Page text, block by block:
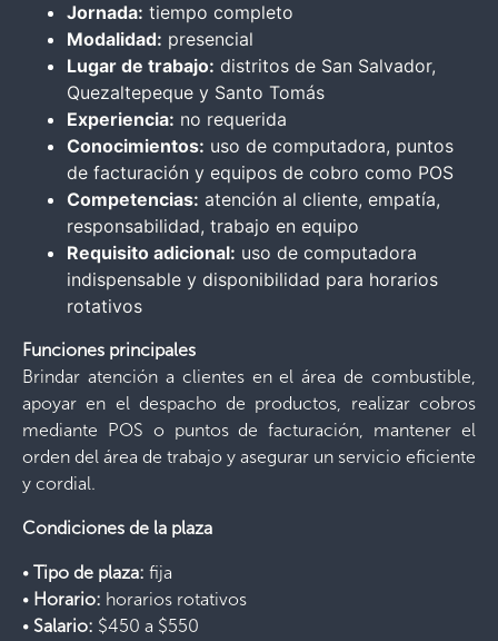
Jornada: tiempo completo
Modalidad: presencial
Lugar de trabajo: distritos de San Salvador,
Quezaltepeque y Santo Tomás
Experiencia: no requerida
Conocimientos: uso de computadora, puntos
de facturación y equipos de cobro como POS
Competencias: atención al cliente, empatía,
responsabilidad, trabajo en equipo
Requisito adicional: uso de computadora
indispensable y disponibilidad para horarios
rotativos
Funciones principales
Brindar atención a clientes en el área de combustible,
apoyar en el despacho de productos, realizar cobros
mediante POS o puntos de facturación, mantener el
orden del área de trabajo y asegurar un servicio eficiente
y cordial.
Condiciones de la plaza
• Tipo de plaza: fija
• Horario: horarios rotativos
• Salario: $450 a $550